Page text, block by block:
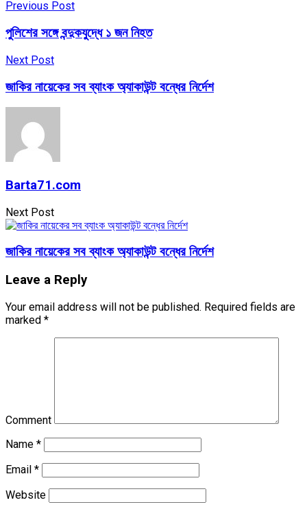
Previous Post
পুলিশের সঙ্গে বন্দুকযুদ্ধে ১ জন নিহত
Next Post
জাকির নায়েকের সব ব্যাংক অ্যাকাউন্ট বন্ধের নির্দেশ
Barta71.com
Next Post
জাকির নায়েকের সব ব্যাংক অ্যাকাউন্ট বন্ধের নির্দেশ
Leave a Reply
Your email address will not be published. Required fields are
marked *
Comment
Name *
Email *
Website